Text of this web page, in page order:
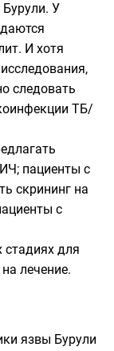
У
И хотя
следовать
ТБ/
пациенты с
скрининг на
с
стадиях для
лечение.
язвы Бурули